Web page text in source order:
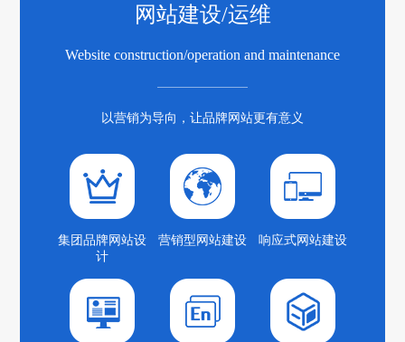
网站建设/运维
Website construction/operation and maintenance
以营销为导向，让品牌网站更有意义
集团品牌网站设
计
营销型网站建设 响应式网站建设